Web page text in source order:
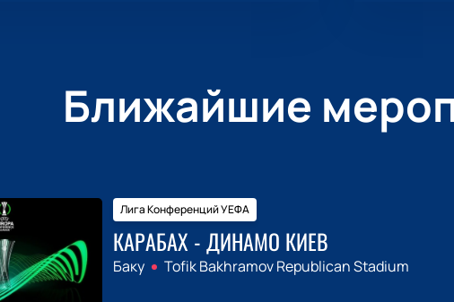
Ближайшие
Лига Конференций УЕФА
КАРАБАХ - ДИНАМО КИЕВ
Баку Tofik Bakhramov Republican Stadium